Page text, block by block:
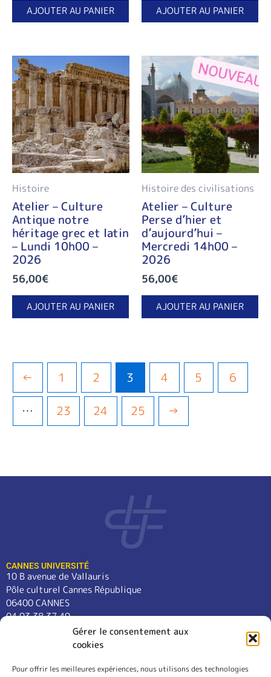
Gérer le consentement aux
cookies
Pour offrir les meilleures expériences, nous utilisons des technologies
AJOUTER AU PANIER AJOUTER AU PANIER
Histoire
Atelier – Culture
Antique notre
héritage grec et latin
– Lundi 10h00 –
2026
56,00€
AJOUTER AU PANIER
Histoire des civilisations
Atelier – Culture
Perse d’hier et
d’aujourd’hui –
Mercredi 14h00 –
2026
56,00€
AJOUTER AU PANIER
← 1 2 3 4 5 6
… 23 24 25 →
CANNES UNIVERSITÉ
10 B avenue de Vallauris
Pôle culturel Cannes République
06400 CANNES
04 93 38 37 49
contact@cannes-universite.fr
COURS